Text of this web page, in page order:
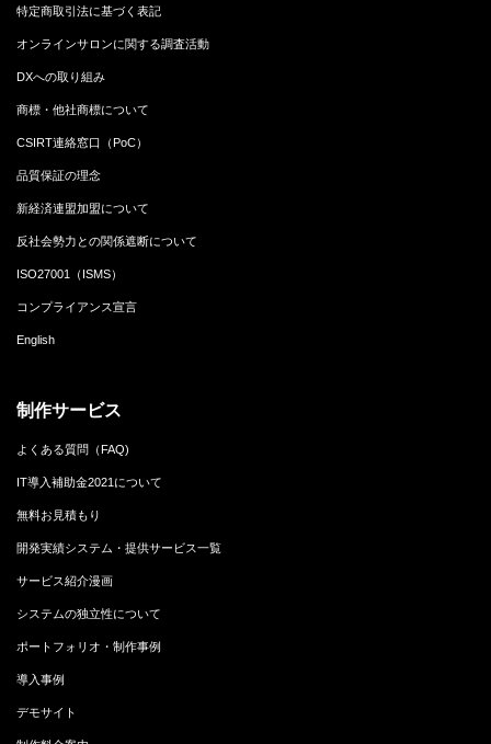
特定商取引法に基づく表記
オンラインサロンに関する調査活動
DXへの取り組み
商標・他社商標について
CSIRT連絡窓口（PoC）
品質保証の理念
新経済連盟加盟について
反社会勢力との関係遮断について
ISO27001（ISMS）
コンプライアンス宣言
English
制作サービス
よくある質問（FAQ)
IT導入補助金2021について
無料お見積もり
開発実績システム・提供サービス一覧
サービス紹介漫画
システムの独立性について
ポートフォリオ・制作事例
導入事例
デモサイト